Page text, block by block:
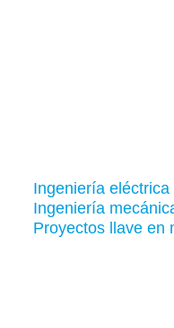
Ingeniería eléctrica
Ingeniería
Proyectos llave en